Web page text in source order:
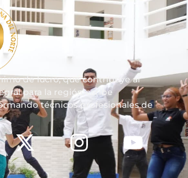
de lucro, que contribuye al
para la región caribe
técnicos profesionales de